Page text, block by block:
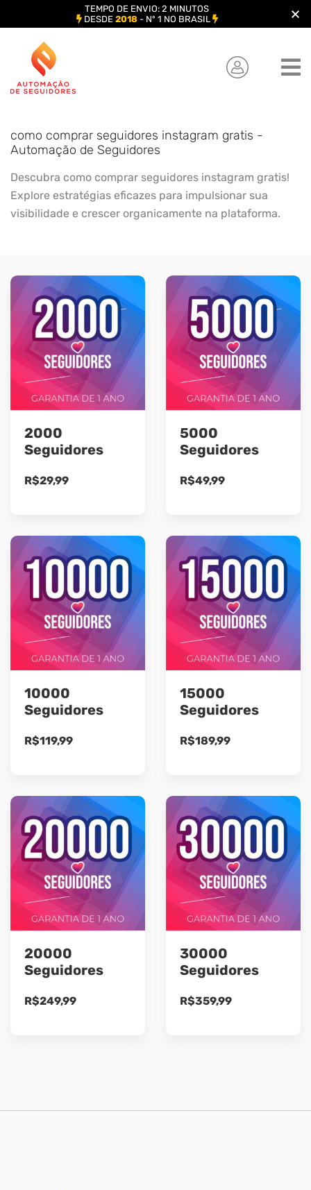
content
como comprar seguidores instagram gratis -
Automação de Seguidores
Descubra como comprar seguidores instagram gratis!
Explore estratégias eficazes para impulsionar sua
visibilidade e crescer organicamente na plataforma.
2000
Seguidores
R$29,99
5000
Seguidores
R$49,99
10000
Seguidores
R$119,99
15000
Seguidores
R$189,99
20000
Seguidores
R$249,99
30000
Seguidores
R$359,99
TEMPO DE ENVIO: 2 MINUTOS
DESDE 2018- Nº 1 NO BRASIL